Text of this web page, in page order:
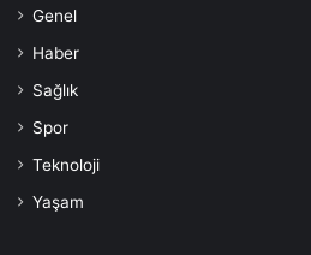
Genel
Haber
Sağlık
Spor
Teknoloji
Yaşam